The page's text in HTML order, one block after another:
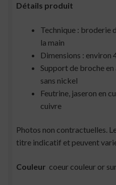
Détails produit
Technique : broderie
la main
Dimensions : environ
Support de broche
sans nickel
Feutrine, jaseron en
cuivre
Photos non contractuelles.
titre indicatif et peuvent
Couleur coeur couleur or